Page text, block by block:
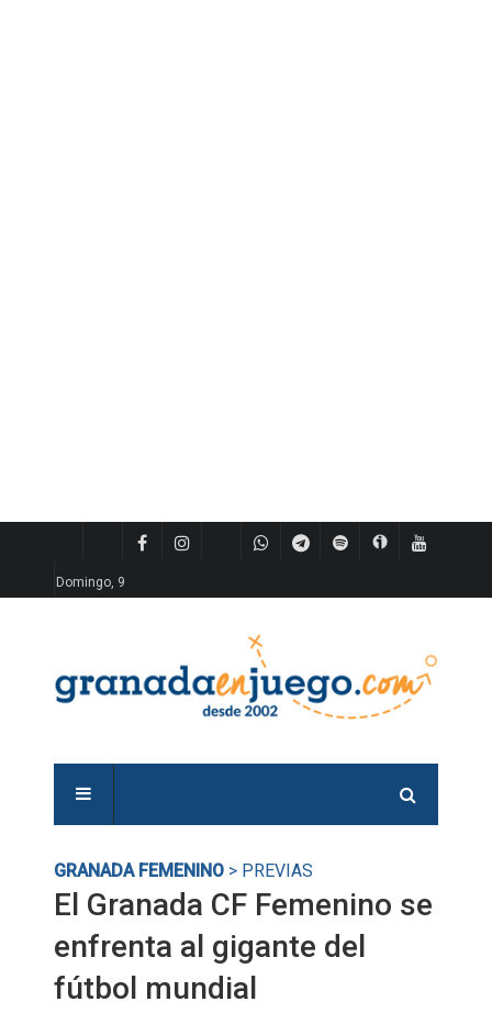
Domingo, 9
GRANADA FEMENINO > PREVIAS
El Granada CF Femenino se
enfrenta al gigante del
fútbol mundial